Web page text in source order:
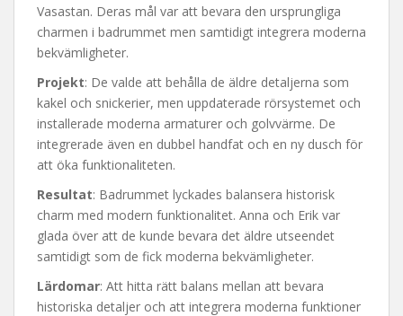
Vasastan. Deras mål var att bevara den ursprungliga
charmen i badrummet men samtidigt integrera moderna
bekvämligheter.
Projekt: De valde att behålla de äldre detaljerna som
kakel och snickerier, men uppdaterade rörsystemet och
installerade moderna armaturer och golvvärme. De
integrerade även en dubbel handfat och en ny dusch för
att öka funktionaliteten.
Resultat: Badrummet lyckades balansera historisk
charm med modern funktionalitet. Anna och Erik var
glada över att de kunde bevara det äldre utseendet
samtidigt som de fick moderna bekvämligheter.
Lärdomar: Att hitta rätt balans mellan att bevara
historiska detaljer och att integrera moderna funktioner